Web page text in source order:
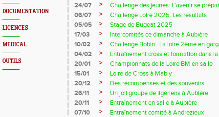
DOCUMENTATION
LICENCES
MEDICAL
OUTILS
24/07
>
Challenge des jeunes: L'avenir se
06/07
>
Challenge Loire 2025: Les résultats
05/05
>
Stage de Bugeat 2025
17/03
>
Intercomités ce dimanche à Aubière
10/02
>
Challenge Bobin : La loire 2ème en
04/02
>
Entraînement cross et formation dans
20/01
>
Championnats de la Loire BM en salle
15/01
>
Loire de Cross à Mably
20/12
>
Des récompenses et des souvenirs
26/11
>
Un joli groupe de ligériens à Aubière
20/11
>
Entraînement en salle à Aubière
07/10
>
Entraînement comité à Andrezieux